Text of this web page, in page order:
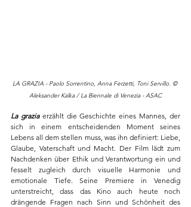
LA GRAZIA - Paolo Sorrentino, Anna Ferzetti, Toni Servillo. ©
Aleksander Kalka / La Biennale di Venezia - ASAC
La grazia erzählt die Geschichte eines Mannes, der
sich in einem entscheidenden Moment seines
Lebens all dem stellen muss, was ihn definiert: Liebe,
Glaube, Vaterschaft und Macht. Der Film lädt zum
Nachdenken über Ethik und Verantwortung ein und
fesselt zugleich durch visuelle Harmonie und
emotionale Tiefe. Seine Premiere in Venedig
unterstreicht, dass das Kino auch heute noch
drängende Fragen nach Sinn und Schönheit des